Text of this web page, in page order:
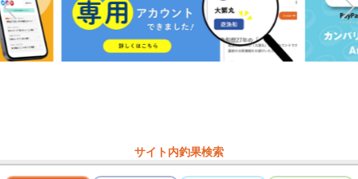
サイト内釣果検索